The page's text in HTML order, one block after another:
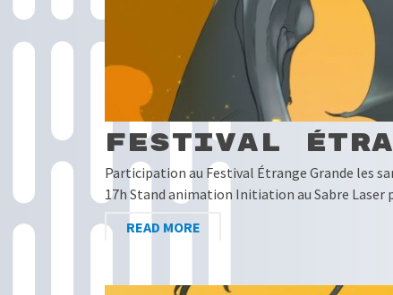
Festival
Participation au Festival Étrange Grande les
17h Stand animation Initiation au Sabre
READ MORE